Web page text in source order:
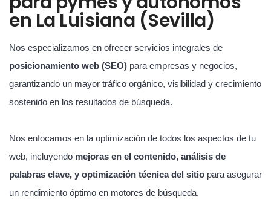
en La Luisiana (Sevilla)
Nos especializamos en ofrecer servicios integrales de
posicionamiento web (SEO) para empresas y negocios,
garantizando un mayor tráfico orgánico, visibilidad y crecimiento
sostenido en los resultados de búsqueda.
Nos enfocamos en la optimización de todos los aspectos de tu
web, incluyendo mejoras en el contenido, análisis de
palabras clave, y optimización técnica del sitio para asegurar
un rendimiento óptimo en motores de búsqueda.